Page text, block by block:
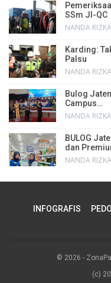
SSm JI-QC
Karding:
Palsu
Bulog
Campus…
BULOG
dan
INFOGRAFIS
© 2026 -
(c)